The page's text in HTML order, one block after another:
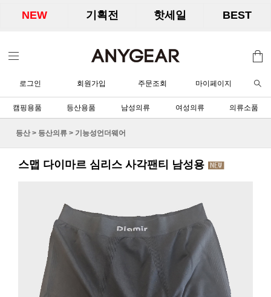
NEW 기획전 핫세일 BEST
로그인 회원가입 주문조회 마이페이지
캠핑용품 등산용품 남성의류 여성의류 의류소품
등산 > 등산의류 > 기능성언더웨어
스맵 다이마르 심리스 사각팬티 남성용